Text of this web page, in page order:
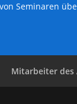
Seminaren
Mitarbeiter des